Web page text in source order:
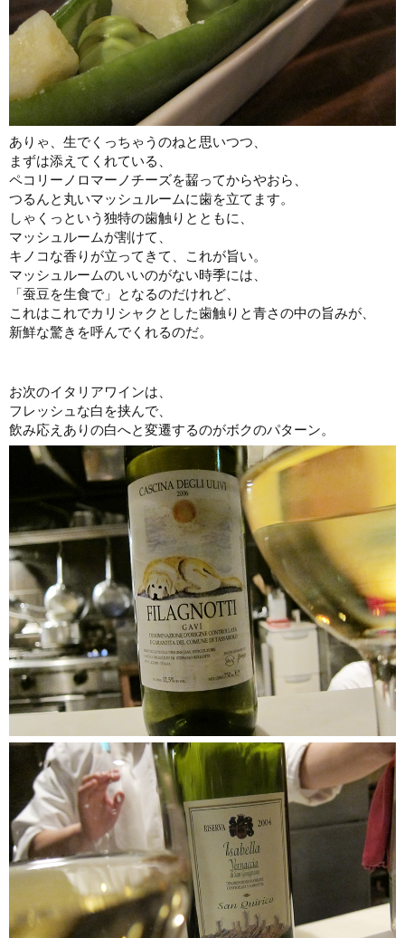
ありゃ、生でくっちゃうのねと思いつつ、
まずは添えてくれている、
ペコリーノロマーノチーズを齧ってからやおら、
つるんと丸いマッシュルームに歯を立てます。
しゃくっという独特の歯触りとともに、
マッシュルームが割けて、
キノコな香りが立ってきて、これが旨い。
マッシュルームのいいのがない時季には、
「蚕豆を生食で」となるのだけれど、
これはこれでカリシャクとした歯触りと青さの中の旨みが、
新鮮な驚きを呼んでくれるのだ。
お次のイタリアワインは、
フレッシュな白を挟んで、
飲み応えありの白へと変遷するのがボクのパターン。